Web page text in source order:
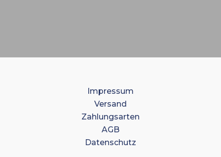
Impressum
Versand
Zahlungsarten
AGB
Datenschutz